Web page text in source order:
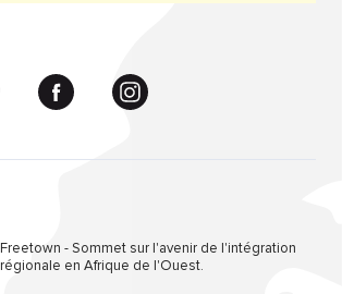
Freetown - Sommet sur l'avenir de l'intégration
régionale en Afrique de l'Ouest.